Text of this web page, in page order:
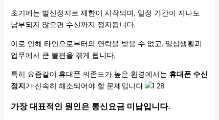
초기에는 발신정지로 제한이 시작되며, 일정 기간이 지나도
납부되지 않으면 수신까지 정지됩니다.
이로 인해 타인으로부터의 연락을 받을 수 없고, 일상생활과
업무에서 큰 불편을 겪게 됩니다.
특히 요즘같이 휴대폰 의존도가 높은 환경에서는 휴대폰 수신
정지가 신속히 해소되어야 할 문제입니다.
가장 대표적인 원인은 통신요금 미납입니다.